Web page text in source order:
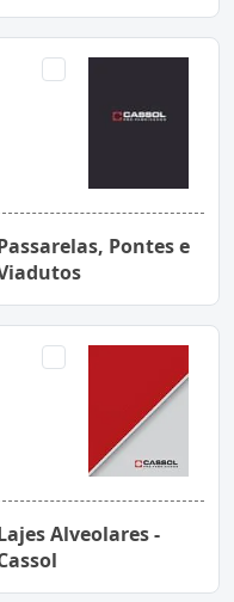
Pontes e
Alveolares -